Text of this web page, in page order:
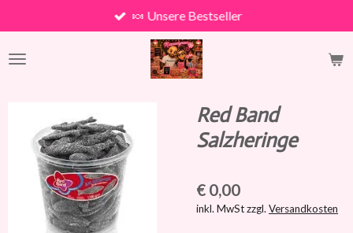
Hauptinhalt
springen
🍬 Unsere Bestseller
Red Band
Salzheringe
€ 0,00
inkl. MwSt zzgl. Versandkosten